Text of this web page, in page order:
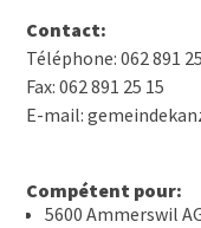
Contact:
Téléphone: 062 891
Fax: 062 891 25 15
E-mail:
Compétent pour:
5600 Ammerswil